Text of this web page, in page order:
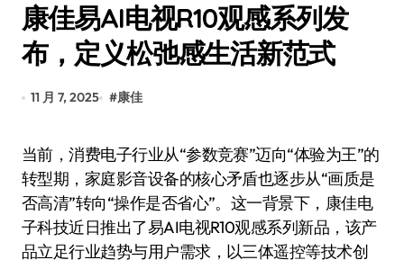
康佳易AI电视R10观感系列发
布，定义松弛感生活新范式
11 月 7, 2025 #康佳
当前，消费电子行业从“参数竞赛”迈向“体验为王”的
转型期，家庭影音设备的核心矛盾也逐步从“画质是
否高清”转向“操作是否省心”。这一背景下，康佳电
子科技近日推出了易AI电视R10观感系列新品，该产
品立足行业趋势与用户需求，以三体遥控等技术创